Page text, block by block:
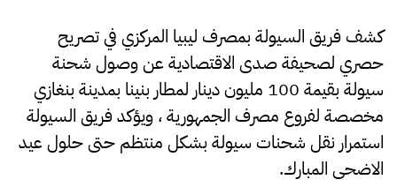
كشف فريق السيولة بمصرف ليبيا المركزي في تصريح
حصري لصحيفة صدى الاقتصادية عن وصول شحنة
سيولة بقيمة 100 مليون دينار لمطار بنينا بمدينة بنغازي
مخصصة لفروع مصرف الجمهورية ، ويؤكد فريق السيولة
استمرار نقل شحنات سيولة بشكل منتظم حتى حلول عيد
الاضحى المبارك.